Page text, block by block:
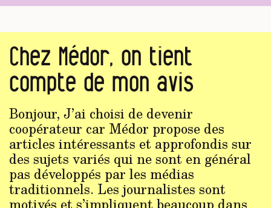
Chez Médor, on tient
compte de mon avis
Bonjour, J’ai choisi de devenir
coopérateur car Médor propose des
articles intéressants et approfondis sur
des sujets variés qui ne sont en général
pas développés par les médias
traditionnels. Les journalistes sont
motivés et s’impliquent beaucoup dans